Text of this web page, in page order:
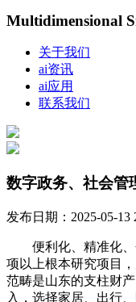
Multidimensional
关于我们
ai资讯
ai应用
联系我们
数字政务、社会管
发布日期：2025-05-13
便利化、精准化、
项以上根本研究项目
范畴是山东的支柱财
入，选择家居、出行